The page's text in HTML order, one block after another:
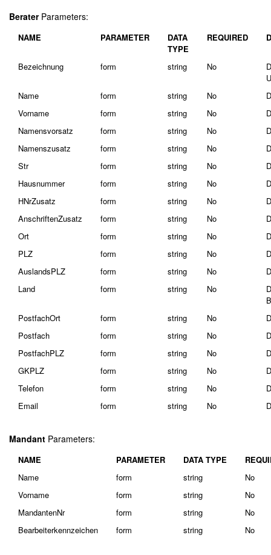
BeraterParameters:
NAME PARAMETER
DATA
TYPE
REQUIRED
Bezeichnung form string No
Name
form string No
Vorname
form string No
Namensvorsatz
form string No
Namenszusatz
form string No
Str
form string No
Hausnummer
form string No
HNrZusatz
form string No
AnschriftenZusatz
form string No
Ort
form string No
PLZ
form string No
AuslandsPLZ
form string No
Land
form string No
PostfachOrt
form string No
Postfach
form string No
PostfachPLZ
form string No
GKPLZ
form string No
Telefon
form string No
Email
form string No
Mandant Parameters:
NAME PARAMETER DATA TYPE
Name
form string
No
Vorname
form string
No
MandantenNr
form string
No
Bearbeiterkennzeichen
form string No